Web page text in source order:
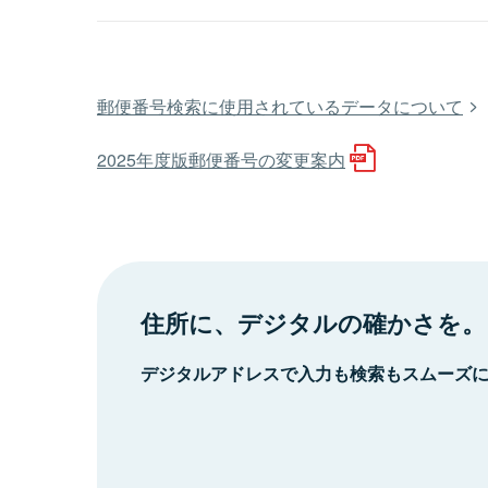
郵便番号検索に使用されているデータについて
2025年度版郵便番号の変更案内
住所に、デジタルの確かさを。
デジタルアドレスで入力も検索もスムーズ